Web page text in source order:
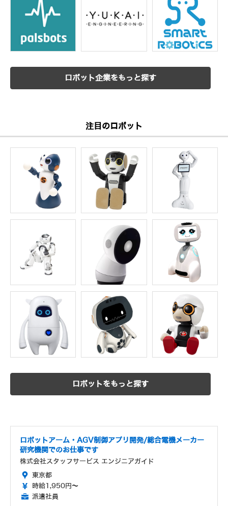
ロボット企業をもっと探す
注目のロボット
ロボットをもっと探す
ロボットアーム・AGV制御アプリ開発/総合電機メーカー
研究機関でのお仕事です
株式会社スタッフサービス エンジニアガイド
東京都
時給1,950円～
派遣社員